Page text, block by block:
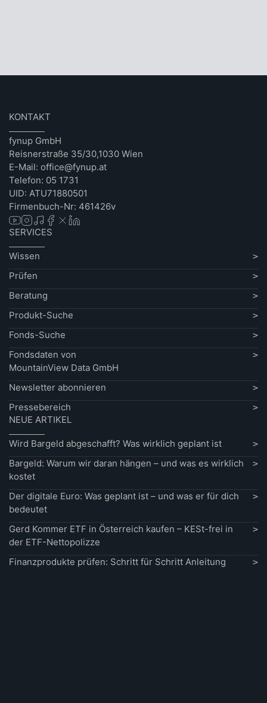
KONTAKT
fynup GmbH
Reisnerstraße 35/30,1030 Wien
E-Mail: office@fynup.at
Telefon: 05 1731
UID: ATU71880501
Firmenbuch-Nr: 461426v
SERVICES
Wissen
Prüfen
Beratung
Produkt-Suche
Fonds-Suche
Fondsdaten von
MountainView Data GmbH
Newsletter abonnieren
Pressebereich
NEUE ARTIKEL
Wird Bargeld abgeschafft? Was wirklich geplant ist
Bargeld: Warum wir daran hängen – und was es wirklich
kostet
Der digitale Euro: Was geplant ist – und was er für dich
bedeutet
Gerd Kommer ETF in Österreich kaufen – KESt-frei in
der ETF-Nettopolizze
Finanzprodukte prüfen: Schritt für Schritt Anleitung